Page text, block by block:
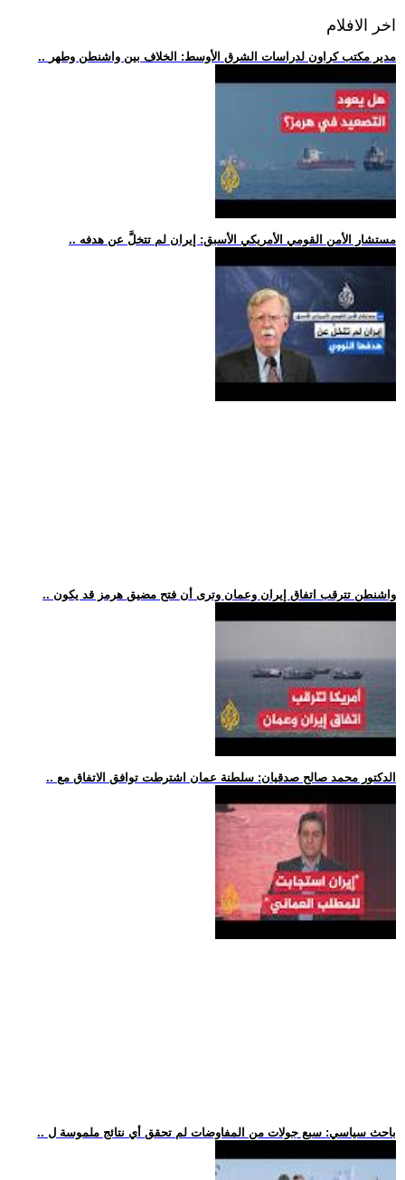
اخر الافلام
.. مدير مكتب كراون لدراسات الشرق الأوسط: الخلاف بين واشنطن وطهر
.. مستشار الأمن القومي الأمريكي الأسبق: إيران لم تتخلَّ عن هدفه
.. واشنطن تترقب اتفاق إيران وعمان وترى أن فتح مضيق هرمز قد يكون
.. الدكتور محمد صالح صدقيان: سلطنة عمان اشترطت توافق الاتفاق مع
.. باحث سياسي: سبع جولات من المفاوضات لم تحقق أي نتائج ملموسة ل